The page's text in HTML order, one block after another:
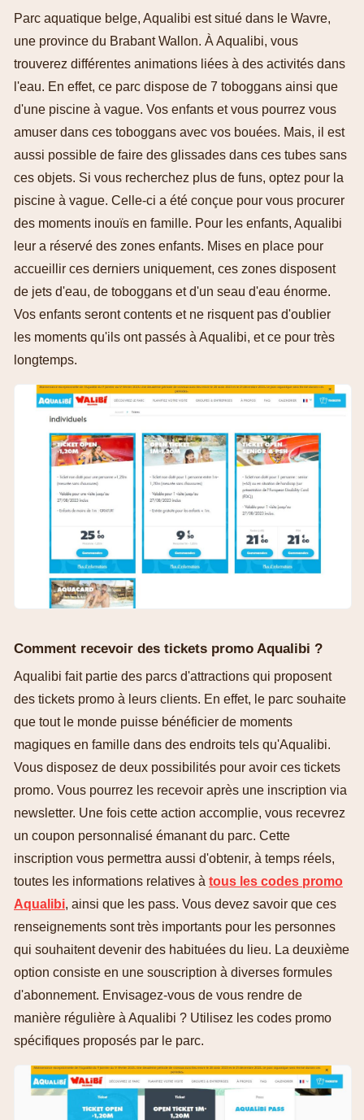
Parc aquatique belge, Aqualibi est situé dans le Wavre,
une province du Brabant Wallon. À Aqualibi, vous
trouverez différentes animations liées à des activités dans
l'eau. En effet, ce parc dispose de 7 toboggans ainsi que
d'une piscine à vague. Vos enfants et vous pourrez vous
amuser dans ces toboggans avec vos bouées. Mais, il est
aussi possible de faire des glissades dans ces tubes sans
ces objets. Si vous recherchez plus de funs, optez pour la
piscine à vague. Celle-ci a été conçue pour vous procurer
des moments inouïs en famille. Pour les enfants, Aqualibi
leur a réservé des zones enfants. Mises en place pour
accueillir ces derniers uniquement, ces zones disposent
de jets d'eau, de toboggans et d'un seau d'eau énorme.
Vos enfants seront contents et ne risquent pas d'oublier
les moments qu'ils ont passés à Aqualibi, et ce pour très
longtemps.
Comment recevoir des tickets promo Aqualibi ?
Aqualibi fait partie des parcs d'attractions qui proposent
des tickets promo à leurs clients. En effet, le parc souhaite
que tout le monde puisse bénéficier de moments
magiques en famille dans des endroits tels qu'Aqualibi.
Vous disposez de deux possibilités pour avoir ces tickets
promo. Vous pourrez les recevoir après une inscription via
newsletter. Une fois cette action accomplie, vous recevrez
un coupon personnalisé émanant du parc. Cette
inscription vous permettra aussi d'obtenir, à temps réels,
toutes les informations relatives à tous les codes promo
Aqualibi, ainsi que les pass. Vous devez savoir que ces
renseignements sont très importants pour les personnes
qui souhaitent devenir des habituées du lieu. La deuxième
option consiste en une souscription à diverses formules
d'abonnement. Envisagez-vous de vous rendre de
manière régulière à Aqualibi ? Utilisez les codes promo
spécifiques proposés par le parc.